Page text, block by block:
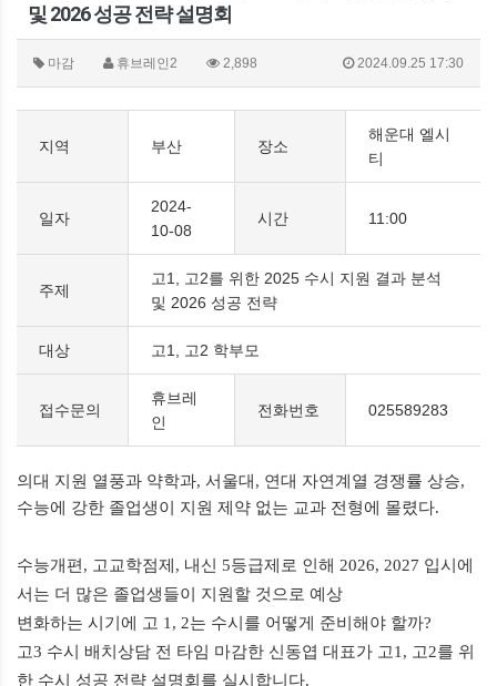
및 2026 성공 전략 설명회
마감 휴브레인2 2,898 2024.09.25 17:30
지역 부산 장소
해운대 엘시
티
일자
2024-
10-08
시간 11:00
주제
고1, 고2를 위한 2025 수시 지원 결과 분석
및 2026 성공 전략
대상 고1, 고2 학부모
접수문의
휴브레
인
전화번호 025589283
의대 지원 열풍과 약학과, 서울대 , 연대 자연계열 경쟁률 상승,
수능에 강한 졸업생이 지원 제약 없는 교과 전형에 몰렸다.
수능개편 , 고교학점제 , 내신 5등급제로 인해 2026, 2027 입시에
서는 더 많은 졸업생들이 지원할 것으로 예상
변화하는 시기에 고 1, 2는 수시를 어떻게 준비해야 할까?
고3 수시 배치상담 전 타임 마감한 신동엽 대표가 고1, 고2를 위
한 수시 성공 전략 설명회를 실시합니다.